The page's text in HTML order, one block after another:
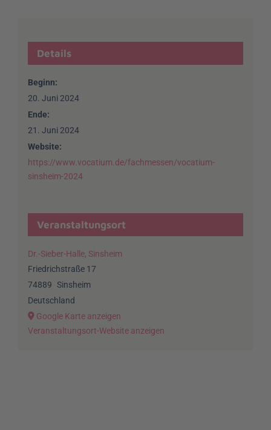
Details
Beginn:
20. Juni 2024
Ende:
21. Juni 2024
Website:
https://www.vocatium.de/fachmessen/vocatium-
sinsheim-2024
Veranstaltungsort
Dr.-Sieber-Halle, Sinsheim
Friedrichstraße 17
74889 Sinsheim
Deutschland
Google Karte anzeigen
Veranstaltungsort-Website anzeigen